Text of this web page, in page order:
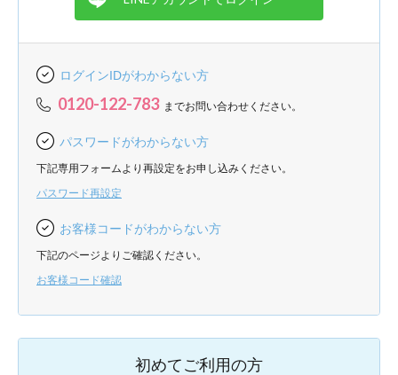
ログインIDがわからない方
0120-122-783 までお問い合わせください。
パスワードがわからない方
下記専用フォームより再設定をお申し込みください。
パスワード再設定
お客様コードがわからない方
下記のページよりご確認ください。
お客様コード確認
初めてご利用の方